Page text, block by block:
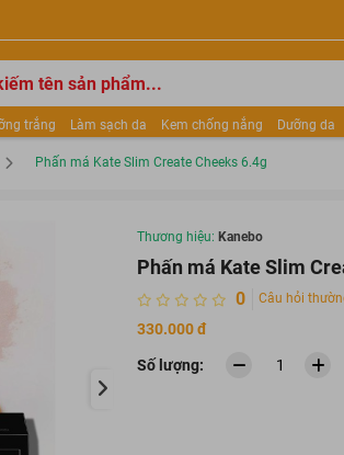
trắng Làm sạch da Kem chống nắng Dưỡng da
Kem Mộc Qua
Phấn má Kate Slim Create Cheeks 6.4g
Thương hiệu: Kanebo
Phấn má Kate Slim
0 Câu hỏi
330.000 đ
Số lượng: